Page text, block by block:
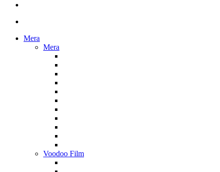
Mera
Mera
Voodoo Film